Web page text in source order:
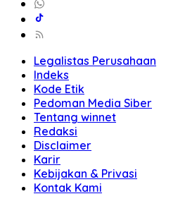
Legalistas Perusahaan
Indeks
Kode Etik
Pedoman Media Siber
Tentang winnet
Redaksi
Disclaimer
Karir
Kebijakan & Privasi
Kontak Kami